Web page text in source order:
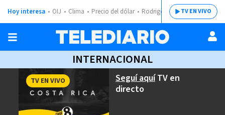
Hoy interesa OIJ Clima Precio del dólar Rodrigo ChavesTV EN VIVO
INTERNACIONAL
Seguí aquíTV en
directo
TV EN VIVO